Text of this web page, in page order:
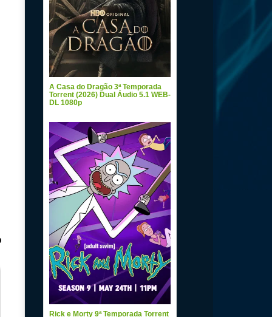
A Casa do Dragão 3ª Temporada
Torrent (2026) Dual Áudio 5.1 WEB-
DL 1080p
Rick e Morty 9ª Temporada Torrent